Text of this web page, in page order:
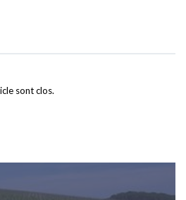
sont clos.